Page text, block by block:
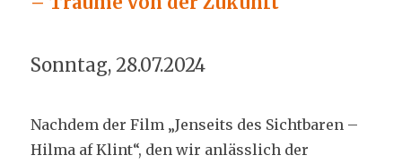
Sonntag, 28.07.2024
Nachdem der Film „Jenseits des Sichtbaren –
Hilma af Klint“, den wir anlässlich der